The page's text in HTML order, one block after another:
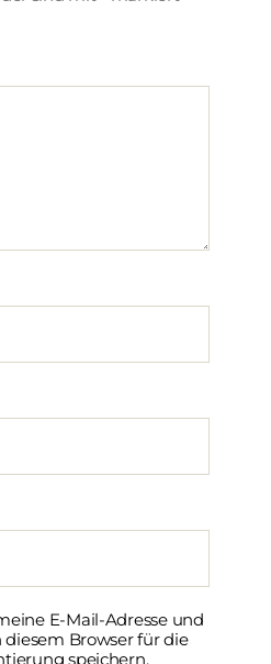
E-Mail-Adresse und
Browser für die
speichern.